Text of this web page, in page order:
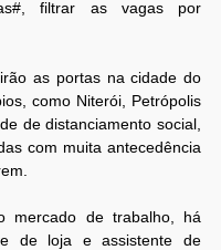
filtrar as vagas por
as portas na cidade do
como Niterói, Petrópolis
de distanciamento social,
com muita antecedência
mercado de trabalho, há
de loja e assistente de